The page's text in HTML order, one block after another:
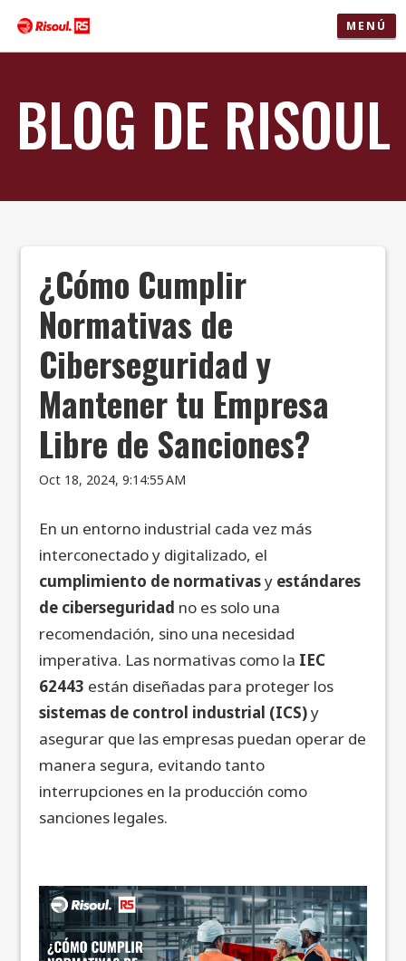
MENÚ
BLOG DE RISOUL
¿Cómo Cumplir
Normativas de
Ciberseguridad y
Mantener tu Empresa
Libre de Sanciones?
Oct 18, 2024, 9:14:55 AM
En un entorno industrial cada vez más
interconectado y digitalizado, el
cumplimiento de normativasy estándares
de ciberseguridad no es solo una
recomendación, sino una necesidad
imperativa. Las normativas como la IEC
62443 están diseñadas para proteger los
sistemas de control industrial (ICS)y
asegurar que las empresas puedan operar de
manera segura, evitando tanto
interrupciones en la producción como
sanciones legales.